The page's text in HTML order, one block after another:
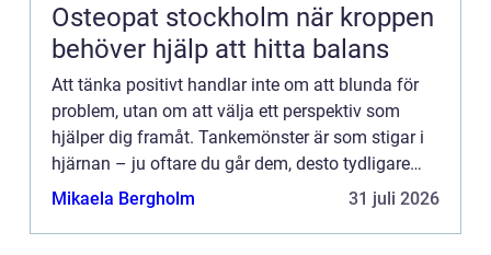
Osteopat stockholm när kroppen
behöver hjälp att hitta balans
Att tänka positivt handlar inte om att blunda för
problem, utan om att välja ett perspektiv som
hjälper dig framåt. Tankemönster är som stigar i
hjärnan – ju oftare du går dem, desto tydligare
blir...
Mikaela Bergholm 31 juli 2026